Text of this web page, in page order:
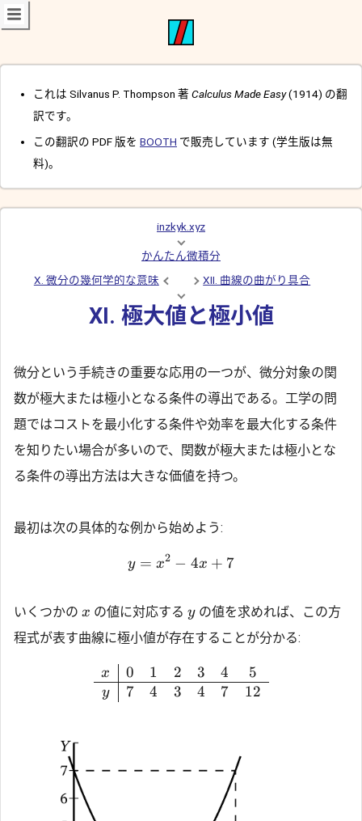
これは Silvanus P. Thompson 著 Calculus Made Easy(1914) の翻
訳です。
この翻訳の PDF 版を BOOTH で販売しています (学生版は無
料)。
inzkyk.xyz
かんたん微積分
X. 微分の幾何学的な意味
XII. 曲線の曲がり具合
XI. 極大値と極小値
微分という手続きの重要な応用の一つが、微分対象の関
数が極大または極小となる条件の導出である。工学の問
題ではコストを最小化する条件や効率を最大化する条件
を知りたい場合が多いので、関数が極大または極小とな
る条件の導出方法は大きな価値を持つ。
最初は次の具体的な例から始めよう:
y = x2 − 4x + 7
いくつかの x の値に対応する yの値を求めれば、この方
程式が表す曲線に極小値が存在することが分かる:
x
y
0
7
1
4
2
3
3
4
4
7
5
12